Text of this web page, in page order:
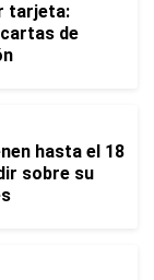
tarjeta:
de
hasta el 18
sobre su